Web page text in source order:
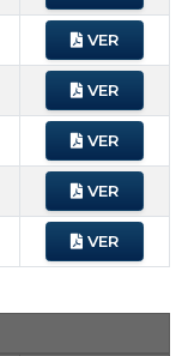
VER
VER
VER
VER
VER